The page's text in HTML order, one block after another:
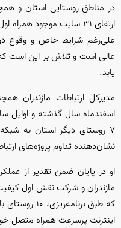
علی‌رغم شرایط خاص و وقوع
عالی است و تلاش بر این است که
یابد.
مدیرکل ارتباطات مازندران
اسفندماه سال گذشته و اوایل
۷ روستای دیگر استان به
نشان‌دهنده تداوم پروژه‌های
او در پایان ضمن تقدیر از
مازندران و شرکت نقش اول
که طبق
اینترنت پرسرعت همراه متصل